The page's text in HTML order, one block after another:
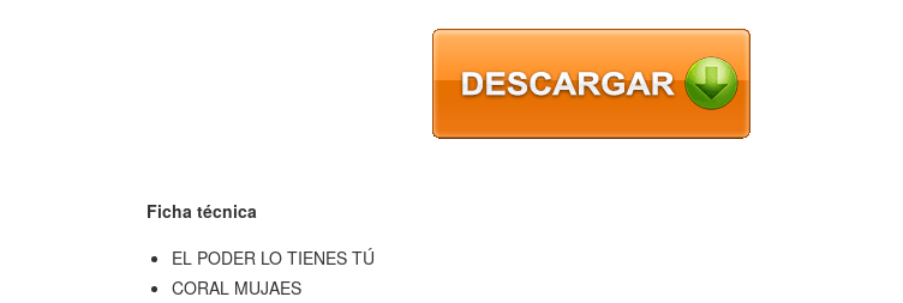
Ficha técnica
EL PODER LO TIENES TÚ
CORAL MUJAES